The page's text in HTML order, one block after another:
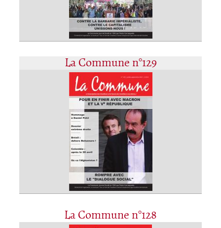
La Commune n°129
La Commune n°128